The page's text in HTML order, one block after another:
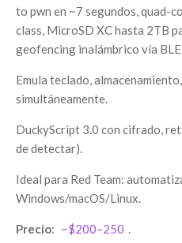
to pwn en ~7 segundos, quad-
class, MicroSD XC hasta 2TB
geofencing inalámbrico vía
Emula teclado,
simultáneamente.
DuckyScript 3.0 con cifrado,
de detectar).
Ideal para Red Team:
Windows/macOS/Linux.
Precio: ~$200–250 .